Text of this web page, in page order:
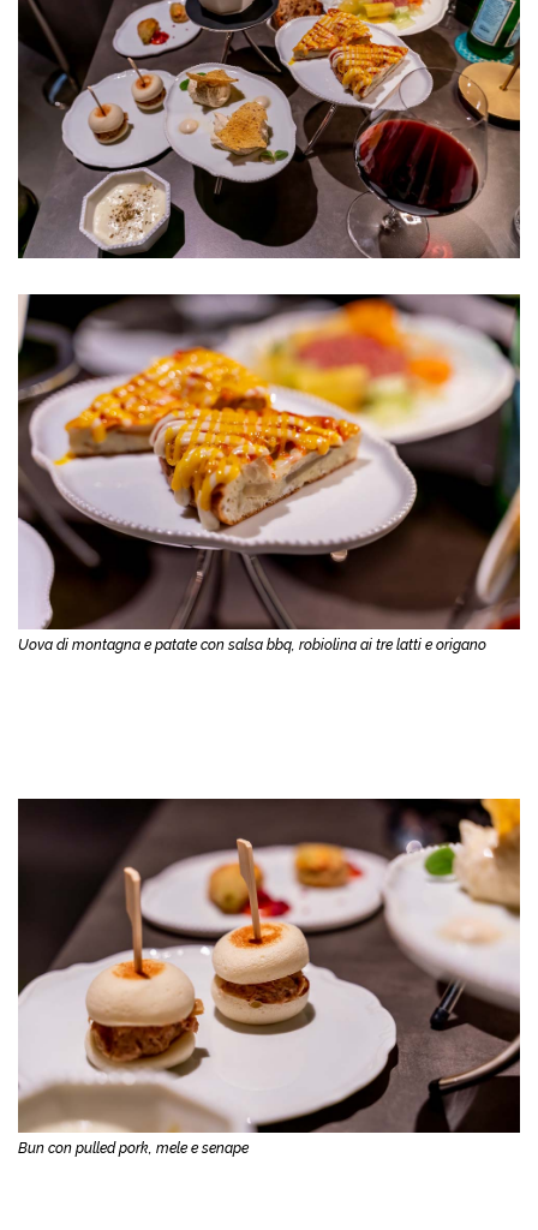
Uova di montagna e patate con salsa bbq, robiolina ai tre latti e origano
Bun con pulled pork, mele e senape